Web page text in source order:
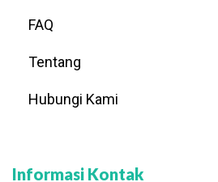
FAQ
Tentang
Hubungi Kami
Informasi Kontak